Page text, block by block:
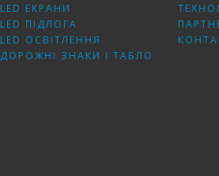
LED ЕКРАНИ
LED ПІДЛОГА
LED ОСВІТЛЕННЯ
ДОРОЖНІ ЗНАКИ І ТАБЛО